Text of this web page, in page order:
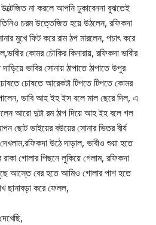
না করলে আপনি ঢুকাবেননা বুঝতেই
চরম উত্তেজিত হয়ে উঠলেন, রফিকদা
মুখে ফিট করে রাম ঠপ মারলেন, পচাৎ করে
কোমর চৌকির কিনারায়, রফিকদা ভাবীর
ভাবির সোনায় ঠাপাতে ঠাপাতে উপুর
চোষতে আরেকটা টিপতে টিপতে কোমর
ভাবি আহ ইহ ইস বলে মাল ছেরে দিল, এ
আরো দুটা রম ঠাপ দিয়ে আহ ইহ বলে গল
ছোট ভাইয়ের বউয়ের সোনার ভিতর বীর্য
উঠে দাড়াল, ভাবীও শুয়া হতে
গোলার পিছনে লুকিয়ে গেলাম, রফিকদা
আস্তে বের হতে আমিও গোলার পাশ হতে
ছানাবড়া করে ফেলল,